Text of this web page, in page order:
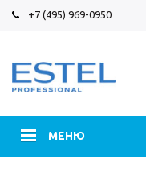
+7 (495) 969-0950
МЕНЮ